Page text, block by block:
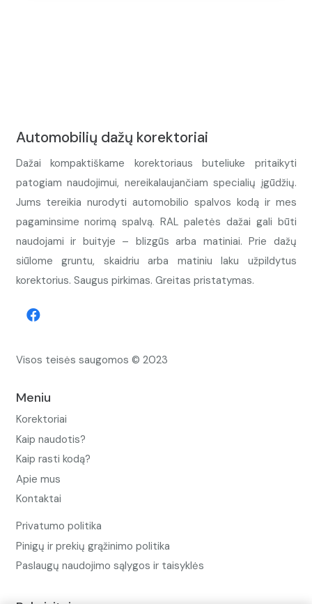
Automobilių dažų korektoriai
Dažai kompaktiškame korektoriaus buteliuke pritaikyti
patogiam naudojimui, nereikalaujančiam specialių įgūdžių.
Jums tereikia nurodyti automobilio spalvos kodą ir mes
pagaminsime norimą spalvą. RAL paletės dažai gali būti
naudojami ir buityje – blizgūs arba matiniai. Prie dažų
siūlome gruntu, skaidriu arba matiniu laku užpildytus
korektorius. Saugus pirkimas. Greitas pristatymas.
Visos teisės saugomos © 2023
Meniu
Korektoriai
Kaip naudotis?
Kaip rasti kodą?
Apie mus
Kontaktai
Privatumo politika
Pinigų ir prekių grąžinimo politika
Paslaugų naudojimo sąlygos ir taisyklės